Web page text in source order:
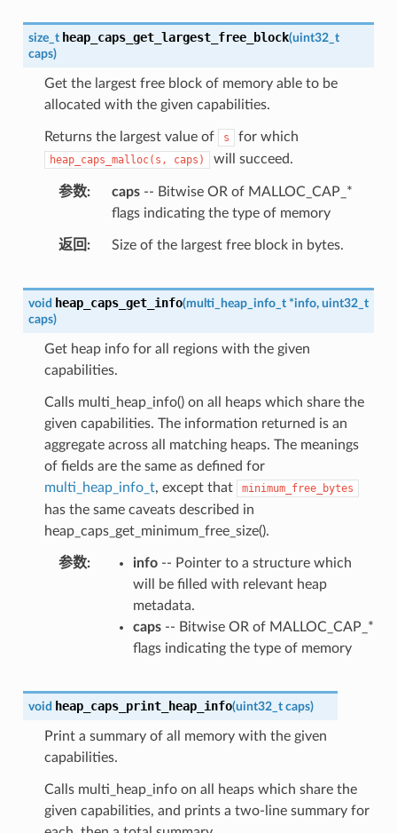
size_t heap_caps_get_largest_free_block(uint32_t
caps)
Get the largest free block of memory able to be
allocated with the given capabilities.
Returns the largest value of s for which
heap_caps_malloc(s, caps) will succeed.
参数 caps-- Bitwise OR of MALLOC_CAP_*
flags indicating the type of memory
返回 Size of the largest free block in bytes.
void heap_caps_get_info(multi_heap_info_t *info, uint32_t
caps)
Get heap info for all regions with the given
capabilities.
Calls multi_heap_info() on all heaps which share the
given capabilities. The information returned is an
aggregate across all matching heaps. The meanings
of fields are the same as defined for
multi_heap_info_t, except that minimum_free_bytes
has the same caveats described in
heap_caps_get_minimum_free_size().
参数 info-- Pointer to a structure which
will be filled with relevant heap
metadata.
caps-- Bitwise OR of MALLOC_CAP_*
flags indicating the type of memory
void heap_caps_print_heap_info(uint32_t caps)
Print a summary of all memory with the given
capabilities.
Calls multi_heap_info on all heaps which share the
given capabilities, and prints a two-line summary for